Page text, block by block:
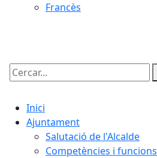
Francès
Cercar:
Inici
Ajuntament
Salutació de l'Alcalde
Competències i funcions